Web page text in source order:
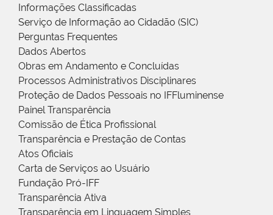
Informações Classificadas
Serviço de Informação ao Cidadão (SIC)
Perguntas Frequentes
Dados Abertos
Obras em Andamento e Concluídas
Processos Administrativos Disciplinares
Proteção de Dados Pessoais no IFFluminense
Painel Transparência
Comissão de Ética Profissional
Transparência e Prestação de Contas
Atos Oficiais
Carta de Serviços ao Usuário
Fundação Pró-IFF
Transparência Ativa
Transparência em Linguagem Simples